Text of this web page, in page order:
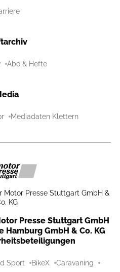
Abo & Hefte
Mediadaten Klettern
Motor Presse Stuttgart GmbH &
KG
Presse Stuttgart GmbH
Hamburg GmbH & Co. KG
Sport BikeX Caravaning